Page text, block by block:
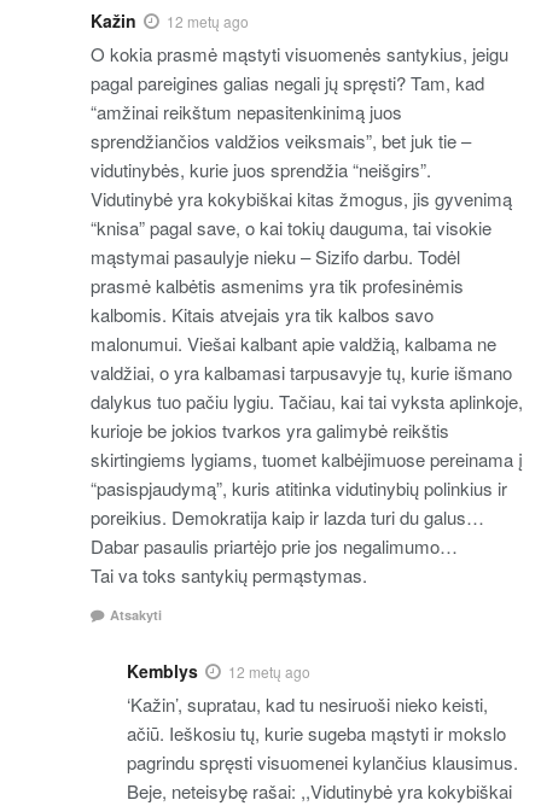
Kažin 12 metų ago
O kokia prasmė mąstyti visuomenės santykius, jeigu
pagal pareigines galias negali jų spręsti? Tam, kad
“amžinai reikštum nepasitenkinimą juos
sprendžiančios valdžios veiksmais”, bet juk tie –
vidutinybės, kurie juos sprendžia “neišgirs”.
Vidutinybė yra kokybiškai kitas žmogus, jis gyvenimą
“knisa” pagal save, o kai tokių dauguma, tai visokie
mąstymai pasaulyje nieku – Sizifo darbu. Todėl
prasmė kalbėtis asmenims yra tik profesinėmis
kalbomis. Kitais atvejais yra tik kalbos savo
malonumui. Viešai kalbant apie valdžią, kalbama ne
valdžiai, o yra kalbamasi tarpusavyje tų, kurie išmano
dalykus tuo pačiu lygiu. Tačiau, kai tai vyksta aplinkoje,
kurioje be jokios tvarkos yra galimybė reikštis
skirtingiems lygiams, tuomet kalbėjimuose pereinama į
“pasispjaudymą”, kuris atitinka vidutinybių polinkius ir
poreikius. Demokratija kaip ir lazda turi du galus…
Dabar pasaulis priartėjo prie jos negalimumo…
Tai va toks santykių permąstymas.
Atsakyti
Kemblys 12 metų ago
‘Kažin’, supratau, kad tu nesiruoši nieko keisti,
ačiū. Ieškosiu tų, kurie sugeba mąstyti ir mokslo
pagrindu spręsti visuomenei kylančius klausimus.
Beje, neteisybę rašai: ,,Vidutinybė yra kokybiškai